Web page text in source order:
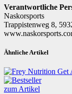
Verantwortliche
Naskorsports
Trappistenweg 8,
Ähnliche Artikel
zum Artikel